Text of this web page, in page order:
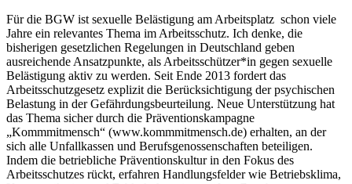
Für die BGW ist sexuelle Belästigung am Arbeitsplatz schon viele
Jahre ein relevantes Thema im Arbeitsschutz. Ich denke, die
bisherigen gesetzlichen Regelungen in Deutschland geben
ausreichende Ansatzpunkte, als Arbeitsschützer*in gegen sexuelle
Belästigung aktiv zu werden. Seit Ende 2013 fordert das
Arbeitsschutzgesetz explizit die Berücksichtigung der psychischen
Belastung in der Gefährdungsbeurteilung. Neue Unterstützung hat
das Thema sicher durch die Präventionskampagne
„Kommmitmensch“ (www.kommmitmensch.de) erhalten, an der
sich alle Unfallkassen und Berufsgenossenschaften beteiligen.
Indem die betriebliche Präventionskultur in den Fokus des
Arbeitsschutzes rückt, erfahren Handlungsfelder wie Betriebsklima,